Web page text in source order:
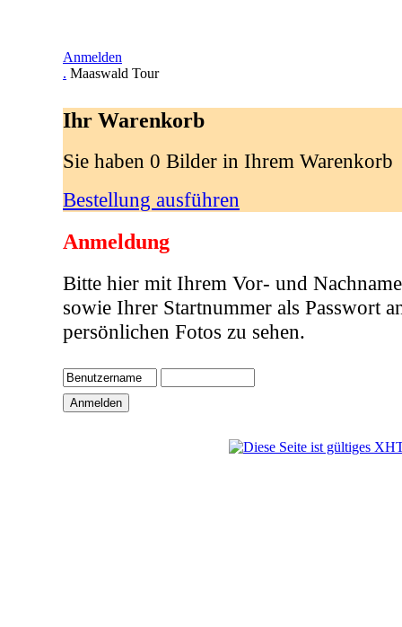
Anmelden
. Maaswald Tour
Ihr Warenkorb
Sie haben 0 Bilder in Ihrem Warenkorb
Bestellung ausführen
Anmeldung
Bitte hier mit Ihrem Vor- und
sowie Ihrer Startnummer als Passwort
persönlichen Fotos zu sehen.